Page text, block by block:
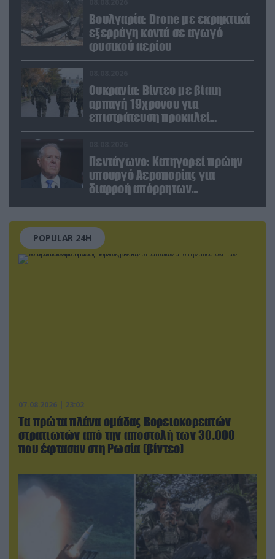
Βουλγαρία: Drone με εκρηκτικά
εξερράγη κοντά σε αγωγό
φυσικού αερίου
Ουκρανία: Βίντεο με βίαιη
αρπαγή 19χρονου για
επιστράτευση προκαλεί
αντιδράσεις
Πεντάγωνο: Κατηγορεί πρώην
υπουργό Αεροπορίας για
διαρροή απόρρητων
POPULAR 24H
07.08.2026 | 23:02
Τα πρώτα πλάνα ομάδας Βορειοκορεατών
στρατιωτών από την αποστολή των 30.000
που έφτασαν στη Ρωσία (βίντεο)